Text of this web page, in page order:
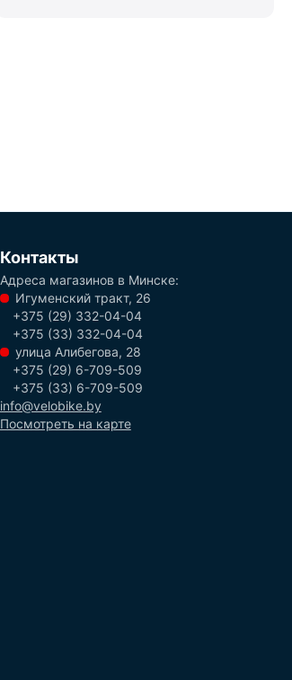
Контакты
Адреса магазинов в Минске:
Игуменский тракт, 26
+375 (29) 332-04-04
+375 (33) 332-04-04
улица Алибегова, 28
+375 (29) 6-709-509
+375 (33) 6-709-509
info@velobike.by
Посмотреть на карте